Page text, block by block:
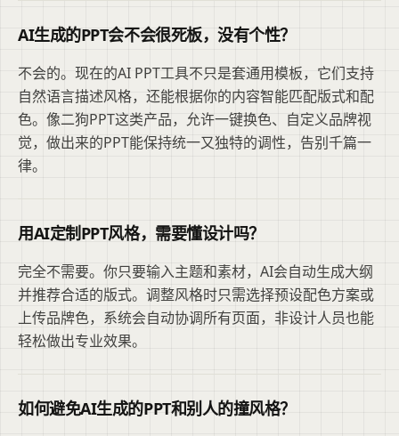
AI生成的PPT会不会很死板，没有个性？
不会的。现在的AI PPT工具不只是套通用模板，它们支持
自然语言描述风格，还能根据你的内容智能匹配版式和配
色。像二狗PPT这类产品，允许一键换色、自定义品牌视
觉，做出来的PPT能保持统一又独特的调性，告别千篇一
律。
用AI定制PPT风格，需要懂设计吗？
完全不需要。你只要输入主题和素材，AI会自动生成大纲
并推荐合适的版式。调整风格时只需选择预设配色方案或
上传品牌色，系统会自动协调所有页面，非设计人员也能
轻松做出专业效果。
如何避免AI生成的PPT和别人的撞风格？